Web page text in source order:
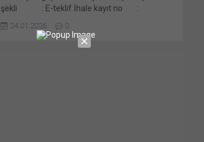
şekli : E-teklif İhale kayıt no :
2026/3050 İhale tarihi : 02.02.2026 Bunu
paylaş: X'te paylaşmak için tıklayın (Yeni
pencerede açılır) X Linkedln üzerinden
24.01.2026 0